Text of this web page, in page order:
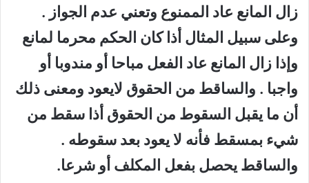
زال المانع عاد الممنوع وتعني عدم الجواز .
وعلى سبيل المثال أذا كان الحكم محرما لمانع
وإذا زال المانع عاد الفعل مباحا أو مندوبا أو
واجبا . والساقط من الحقوق لايعود ومعنى ذلك
أن ما يقبل السقوط من الحقوق أذا سقط من
شيء بمسقط فأنه لا يعود بعد سقوطه .
والساقط يحصل بفعل المكلف أو شرعا.